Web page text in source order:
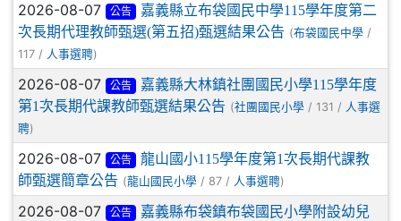
2026-08-07 公告
嘉義縣立布袋國民中學115學年度第二
次長期代理教師甄選(第五招)甄選結果公告 (布袋國民中學 /
117 / 人事選聘)
2026-08-07 公告
嘉義縣大林鎮社團國民小學115學年度
第1次長期代課教師甄選結果公告 (社團國民小學 / 131 / 人事選
聘)
2026-08-07 公告
龍山國小115學年度第1次長期代課教
師甄選簡章公告 (龍山國民小學 / 87 / 人事選聘)
2026-08-07 公告
嘉義縣布袋鎮布袋國民小學附設幼兒